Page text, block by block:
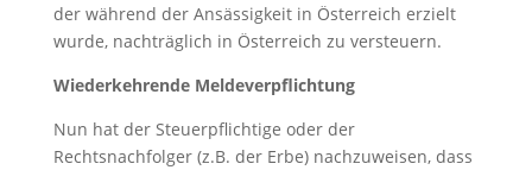
der während der Ansässigkeit in Österreich erzielt
wurde, nachträglich in Österreich zu versteuern.
Wiederkehrende Meldeverpflichtung
Nun hat der Steuerpflichtige oder der
Rechtsnachfolger (z.B. der Erbe) nachzuweisen, dass